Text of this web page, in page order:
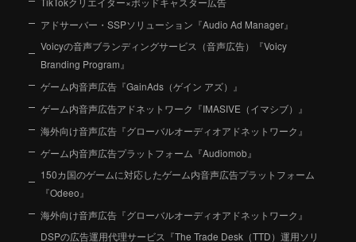
アドサーバー・SSPソリューション『Audio Ad Manager』
Voicyの音声ブランディングサービス（音声広告）『Voicy
Branding Program』
ゲーム内音声広告『GainAds（ゲイン アズ）』
ゲーム内音声広告アドネットワーク『IMASIVE（イマシブ）』
海外向け音声広告『グローバルオーディオアドネットワーク』
ゲーム内音声広告プラットフォーム『Audiomob』
150カ国のゲームに対応したゲーム内音声広告プラットフォーム
『Odeeo』
海外向け音声広告『グローバルオーディオアドネットワーク』
DSPの広告運用代理サービス『The Trade Desk（TTD）運用ソリ